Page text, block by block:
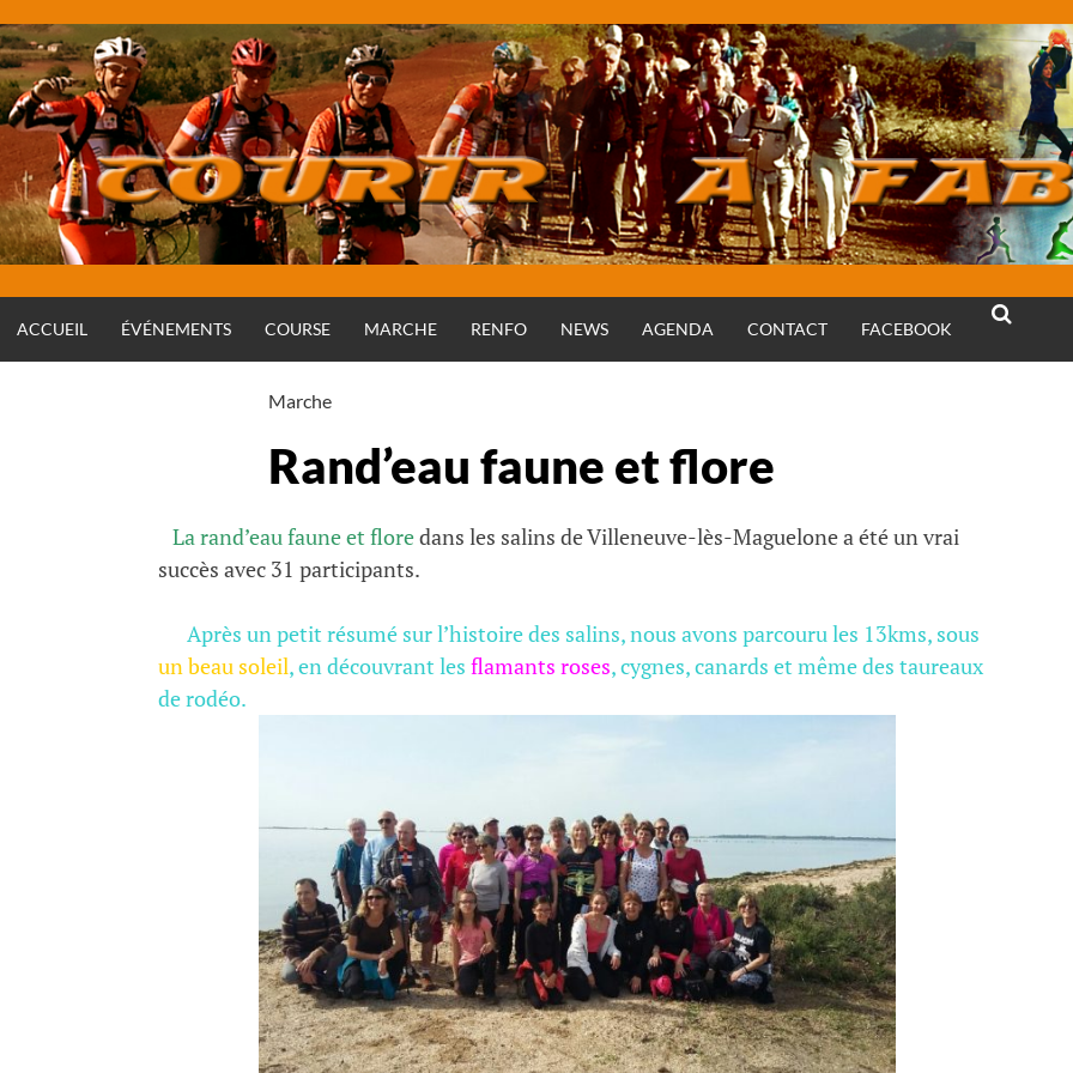
au
contenu
ACCUEIL ÉVÉNEMENTS COURSE MARCHE RENFO NEWS AGENDA CONTACT FACEBOOK
Marche
Rand’eau faune et flore
Rédigé par
leclere
La rand’eau faune et floredans les salins de Villeneuve-lès-Maguelone a été un vrai
succès avec 31 participants.
Après un petit résumé sur l’histoire des salins, nous avons parcouru les 13kms, sous
un beau soleil, en découvrant les flamants roses, cygnes, canards et même des taureaux
de rodéo.